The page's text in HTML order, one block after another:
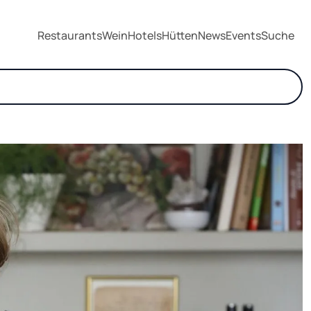
RestaurantsWeinHotelsHüttenNewsEventsSuche